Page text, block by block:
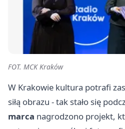
FOT. MCK Kraków
W Krakowie kultura potrafi
siłą obrazu - tak stało się
marca nagrodzono projekt,